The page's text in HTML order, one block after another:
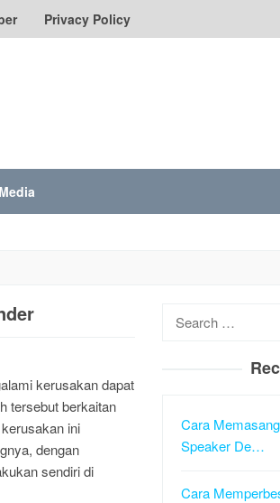
Privacy Policy
kerusakan dapat
tersebut berkaitan
ini
dengan
sendiri di
Search
Cara
Speaker De…
Cara